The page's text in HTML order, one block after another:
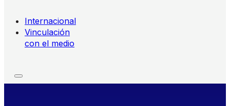
Internacional
Vinculación
con el medio